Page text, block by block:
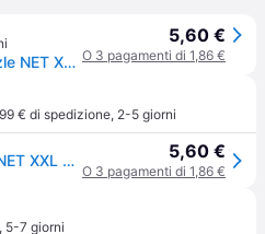
Museruola Ferplast Muzzle NET XXL Nero
5,60 €
O 3 pagamenti di 1,86 €
€ di spedizione, 2-5 giorni
Museruola Ferplast Muzzle NET XXL Nero 5,60 €
O 3 pagamenti di 1,86 €
, 5-7 giorni